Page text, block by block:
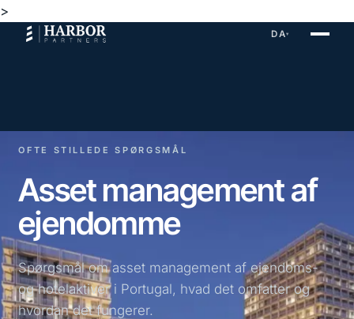
>
DA▾
OFTE STILLEDE SPØRGSMÅL
Asset management af
ejendomme
Spørgsmål om asset management af ejendoms-
og hotelaktiver i Portugal, hvad det omfatter og
hvordan det fungerer.